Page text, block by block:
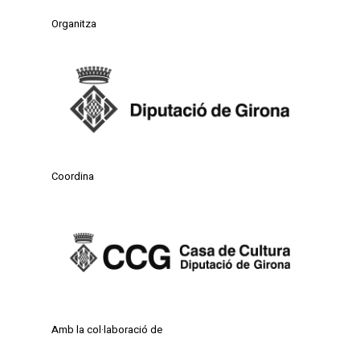
Organitza
Coordina
Amb la col·laboració de